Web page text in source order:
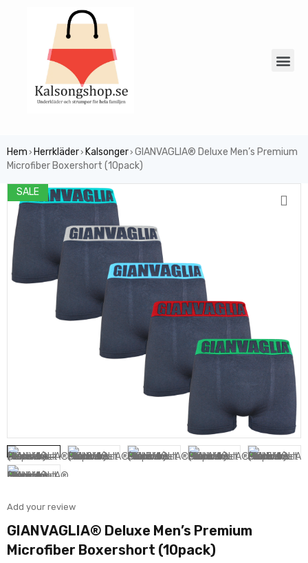
Hem › Herrkläder› Kalsonger› GIANVAGLIA® Deluxe Men’s Premium
Microfiber Boxershort (10pack)
SALE
Add your review
GIANVAGLIA® Deluxe Men’s Premium
Microfiber Boxershort (10pack)